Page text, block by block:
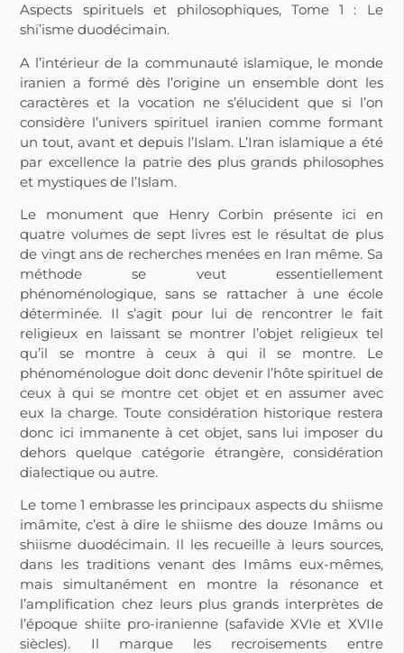
Aspects spirituels et philosophiques, Tome 1 : Le
shï’isme duodécimain.
A l’intérieur de la communauté islamique, le monde
iranien a formé dès l’origine un ensemble dont les
caractères et la vocation ne s’élucident que si l’on
considère l’univers spirituel iranien comme formant
un tout, avant et depuis l’Islam. L’Iran islamique a été
par excellence la patrie des plus grands philosophes
et mystiques de l’Islam.
Le monument que Henry Corbin présente ici en
quatre volumes de sept livres est le résultat de plus
de vingt ans de recherches menées en Iran même. Sa
méthode se veut essentiellement
phénoménologique, sans se rattacher à une école
déterminée. Il s’agit pour lui de rencontrer le fait
religieux en laissant se montrer l’objet religieux tel
qu’il se montre à ceux à qui il se montre. Le
phénoménologue doit donc devenir l’hôte spirituel de
ceux à qui se montre cet objet et en assumer avec
eux la charge. Toute considération historique restera
donc ici immanente à cet objet, sans lui imposer du
dehors quelque catégorie étrangère, considération
dialectique ou autre.
Le tome 1 embrasse les principaux aspects du shiisme
imâmite, c’est à dire le shiisme des douze Imâms ou
shiisme duodécimain. Il les recueille à leurs sources,
dans les traditions venant des Imâms eux-mêmes,
mais simultanément en montre la résonance et
l’amplification chez leurs plus grands interprètes de
l’époque shiite pro-iranienne (safavide XVIe et XVIIe
siècles). Il marque les recroisements entre